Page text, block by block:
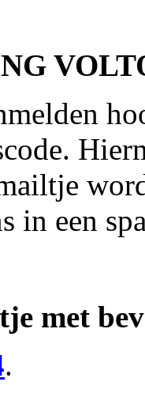
in een
met
.